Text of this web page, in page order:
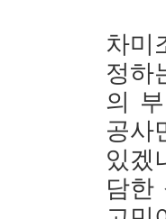
차미
정하
의
공사
있겠
담한